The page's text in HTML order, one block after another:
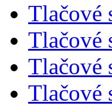
Tlačové
Tlačové
Tlačové
Tlačové